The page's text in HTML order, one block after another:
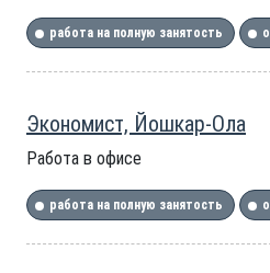
работа на полную занятость
Экономист, Йошкар-Ола
Работа в офисе
работа на полную занятость